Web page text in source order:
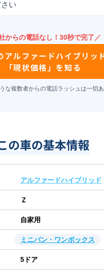
い
からの電話なし！30秒で完了／
アルファードハイブリッ
「現状価格」を知る
な複数者からの電話ラッシュは一切
の車の基本情報
アルファードハイブリッド
Ｚ
自家用
ミニバン・ワンボックス
5 ドア